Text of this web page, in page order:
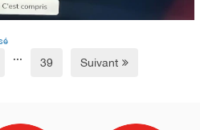
... 39 Suivant